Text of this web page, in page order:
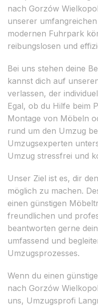
nach Gorzów
unserer
modernen Fuhrpark
reibungslosen und
Bei uns stehen deine
kannst dich auf
verlassen, der
Egal, ob du Hilfe beim
Montage von Möbeln
rund um den Umzug
Umzugsexperten
Umzug stressfrei und
Unser Ziel ist es, dir
möglich zu machen.
einen günstigen
freundlichen und
beantworten gerne
umfassend und
Umzugsprozesses.
Wenn du einen
nach Gorzów
uns, Umzugsprofi